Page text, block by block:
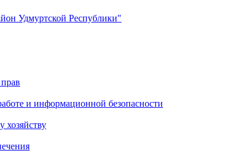
Удмуртской Республики"
и информационной безопасности
хозяйству